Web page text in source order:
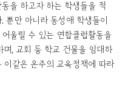
을 하고자 하는 학생들을 적
뿐만 아니라 동성애 학생들이
울릴 수 있는 연합클럽활동을
며, 교회 등 학교 건물을 임대하
이같은 온주의 교육정책에 따라